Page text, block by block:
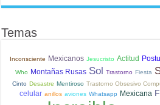
Temas
Inconsciente Mexicanos Jesucristo Actitud
Who
Montañas Rusas Sol Trastorno Fiesta
Cinto Desastre Mentiroso Trastorno Obsesivo
celular anillos aviones Whatsapp Mexicana